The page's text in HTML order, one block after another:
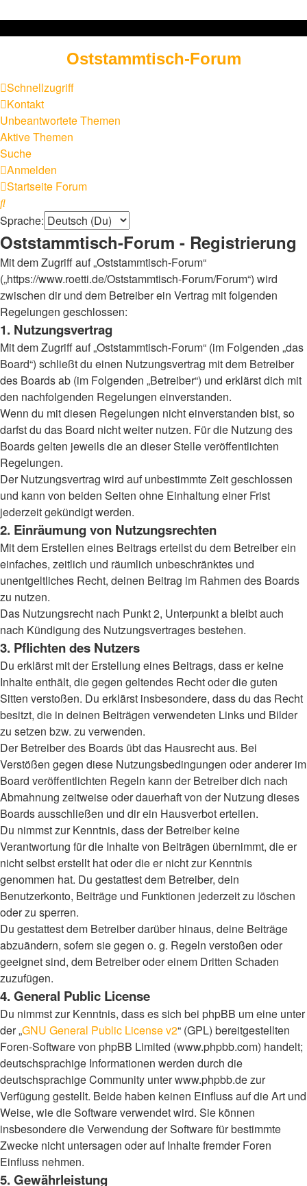
Oststammtisch-Forum
Schnellzugriff
Kontakt
Unbeantwortete Themen
Aktive Themen
Suche
Anmelden
Startseite Forum
Suche
Sprache:
Oststammtisch-Forum - Registrierung
Mit dem Zugriff auf „Oststammtisch-Forum“
(„https://www.roetti.de/Oststammtisch-Forum/Forum“) wird
zwischen dir und dem Betreiber ein Vertrag mit folgenden
Regelungen geschlossen:
1. Nutzungsvertrag
Mit dem Zugriff auf „Oststammtisch-Forum“ (im Folgenden „das
Board“) schließt du einen Nutzungsvertrag mit dem Betreiber
des Boards ab (im Folgenden „Betreiber“) und erklärst dich mit
den nachfolgenden Regelungen einverstanden.
Wenn du mit diesen Regelungen nicht einverstanden bist, so
darfst du das Board nicht weiter nutzen. Für die Nutzung des
Boards gelten jeweils die an dieser Stelle veröffentlichten
Regelungen.
Der Nutzungsvertrag wird auf unbestimmte Zeit geschlossen
und kann von beiden Seiten ohne Einhaltung einer Frist
jederzeit gekündigt werden.
2. Einräumung von Nutzungsrechten
Mit dem Erstellen eines Beitrags erteilst du dem Betreiber ein
einfaches, zeitlich und räumlich unbeschränktes und
unentgeltliches Recht, deinen Beitrag im Rahmen des Boards
zu nutzen.
Das Nutzungsrecht nach Punkt 2, Unterpunkt a bleibt auch
nach Kündigung des Nutzungsvertrages bestehen.
3. Pflichten des Nutzers
Du erklärst mit der Erstellung eines Beitrags, dass er keine
Inhalte enthält, die gegen geltendes Recht oder die guten
Sitten verstoßen. Du erklärst insbesondere, dass du das Recht
besitzt, die in deinen Beiträgen verwendeten Links und Bilder
zu setzen bzw. zu verwenden.
Der Betreiber des Boards übt das Hausrecht aus. Bei
Verstößen gegen diese Nutzungsbedingungen oder anderer im
Board veröffentlichten Regeln kann der Betreiber dich nach
Abmahnung zeitweise oder dauerhaft von der Nutzung dieses
Boards ausschließen und dir ein Hausverbot erteilen.
Du nimmst zur Kenntnis, dass der Betreiber keine
Verantwortung für die Inhalte von Beiträgen übernimmt, die er
nicht selbst erstellt hat oder die er nicht zur Kenntnis
genommen hat. Du gestattest dem Betreiber, dein
Benutzerkonto, Beiträge und Funktionen jederzeit zu löschen
oder zu sperren.
Du gestattest dem Betreiber darüber hinaus, deine Beiträge
abzuändern, sofern sie gegen o. g. Regeln verstoßen oder
geeignet sind, dem Betreiber oder einem Dritten Schaden
zuzufügen.
4. General Public License
Du nimmst zur Kenntnis, dass es sich bei phpBB um eine unter
der „GNU General Public License v2“ (GPL) bereitgestellten
Foren-Software von phpBB Limited (www.phpbb.com) handelt;
deutschsprachige Informationen werden durch die
deutschsprachige Community unter www.phpbb.de zur
Verfügung gestellt. Beide haben keinen Einfluss auf die Art und
Weise, wie die Software verwendet wird. Sie können
insbesondere die Verwendung der Software für bestimmte
Zwecke nicht untersagen oder auf Inhalte fremder Foren
Einfluss nehmen.
5. Gewährleistung